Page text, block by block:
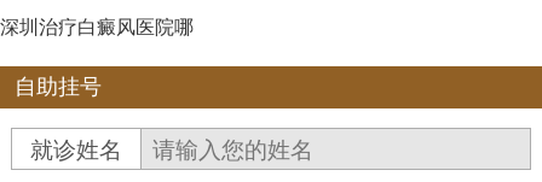
深圳治疗白癜风医院哪
自助挂号
就诊姓名